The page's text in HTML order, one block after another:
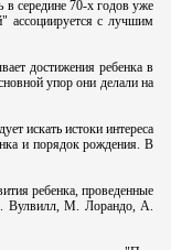
в середине 70-х годов уже
ассоциируется с лучшим
достижения ребенка в
упор они делали на
искать истоки интереса
и порядок рождения. В
ребенка, проведенные
Вулвилл, М. Лорандо, А.